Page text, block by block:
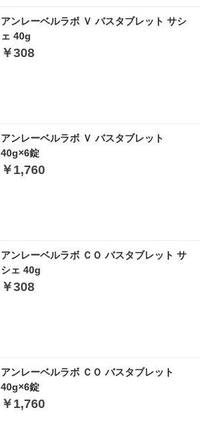
アンレーベルラボ Ｖ バスタブレット サシ
ェ 40g
￥308
アンレーベルラボ Ｖ バスタブレット
40g×6錠
￥1,760
アンレーベルラボ ＣＯ バスタブレット サ
シェ 40g
￥308
アンレーベルラボ ＣＯ バスタブレット
40g×6錠
￥1,760